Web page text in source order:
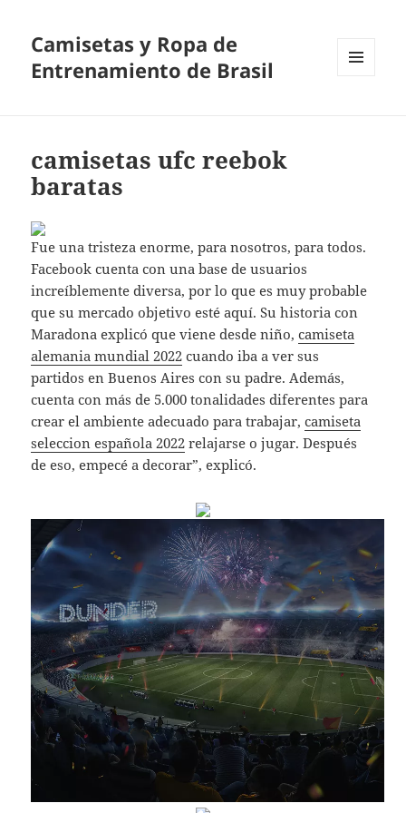
Camisetas y Ropa de
Entrenamiento de Brasil
camisetas ufc reebok
baratas
Fue una tristeza enorme, para nosotros, para todos.
Facebook cuenta con una base de usuarios
increíblemente diversa, por lo que es muy probable
que su mercado objetivo esté aquí. Su historia con
Maradona explicó que viene desde niño,camiseta
alemania mundial 2022 cuando iba a ver sus
partidos en Buenos Aires con su padre. Además,
cuenta con más de 5.000 tonalidades diferentes para
crear el ambiente adecuado para trabajar,camiseta
seleccion española 2022 relajarse o jugar. Después
de eso, empecé a decorar”, explicó.